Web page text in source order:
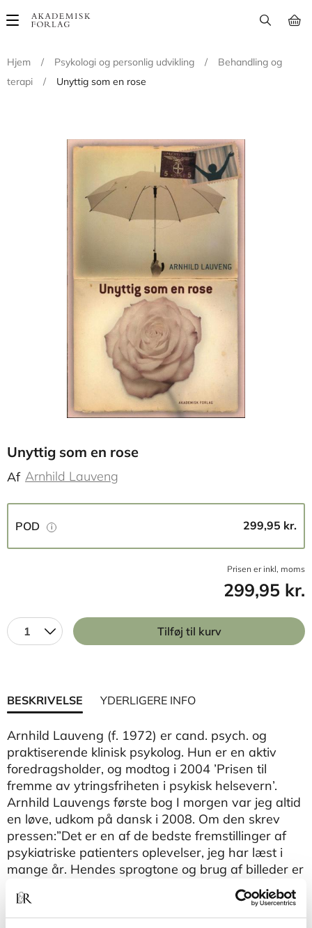
Main
Hjem
/ Psykologi og personlig udvikling /
Behandling og
terapi
/ Unyttig som en rose
Unyttig som en rose
Af Arnhild Lauveng
POD 299,95 kr.
Prisen er inkl, moms
299,95 kr.
1 Tilføj til kurv
BESKRIVELSE YDERLIGERE INFO
Arnhild Lauveng (f. 1972) er cand. psych. og
praktiserende klinisk psykolog. Hun er en aktiv
foredragsholder, og modtog i 2004 ’Prisen til
fremme av ytringsfriheten i psykisk helsevern’.
Arnhild Lauvengs første bog I morgen var jeg altid
en løve, udkom på dansk i 2008. Om den skrev
pressen:”Det er en af de bedste fremstillinger af
psykiatriske patienters oplevelser, jeg har læst i
mange år. Hendes sprogtone og brug af billeder er
eminent, og det er ikke mærkeligt, at hendes bog
er blevet oversat til en lang række sprog og har
skabt debat i Norge.”- Bo Møhl, Politiken